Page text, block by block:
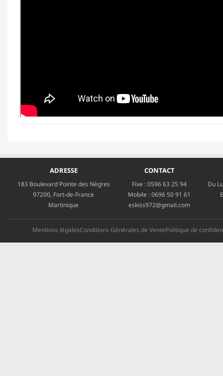
ADRESSE
183 Boulevard Pointe des Nègres
97200, Fort-de-France
Martinique
CONTACT
Fixe :0596 63 25 94
Mobile :0696 50 91 61
eskiss972@gmail.com
Du
Mentions légalesConditions Générales de VentePolitique de